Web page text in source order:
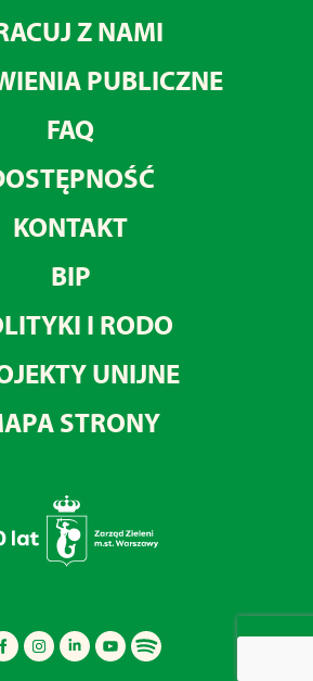
Z NAMI
PUBLICZNE
FAQ
KONTAKT
BIP
I RODO
UNIJNE
STRONY